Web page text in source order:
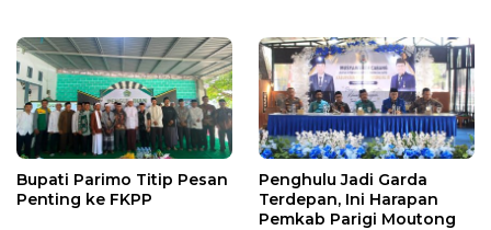
Bupati Parimo Titip Pesan
Penting ke FKPP
Penghulu Jadi Garda
Terdepan, Ini Harapan
Pemkab Parigi Moutong